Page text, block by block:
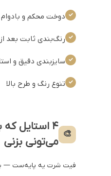
دوخت محکم و بادوام
رنگ‌بندی ثابت بعد
سایزبندی دقیق و
تنوع رنگ و طرح بالا
🎨
۴ استایل
می‌تونی بزنی
فیت شرت یه پایه‌ست —